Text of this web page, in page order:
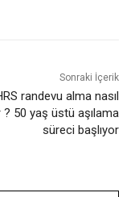
Sonraki İçerik
randevu alma nasıl
? 50 yaş üstü aşılama
süreci başlıyor